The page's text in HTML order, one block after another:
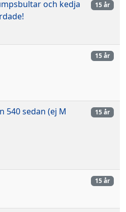
och kedja
15 år
15 år
540 sedan (ej M
15 år
15 år